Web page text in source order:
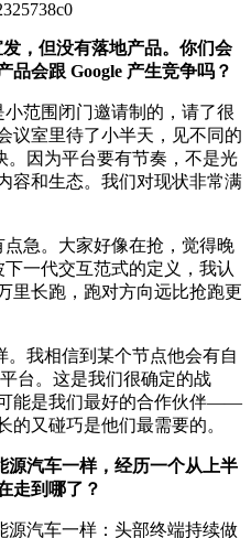
，但没有落地产品。你们会
品会跟 Google 产生竞争吗？
小范围闭门邀请制的，请了很
议室里待了小半天，见不同的
。因为平台要有节奏，不是光
容和生态。我们对现状非常满
急。大家好像在抢，觉得晚
一代交互范式的定义，我认
里长跑，跑对方向远比抢跑更
。我相信到某个节点他会有自
台。这是我们很确定的战
能是我们最好的合作伙伴——
的又碰巧是他们最需要的。
源汽车一样，经历一个从上半
走到哪了？
源汽车一样：头部终端持续做